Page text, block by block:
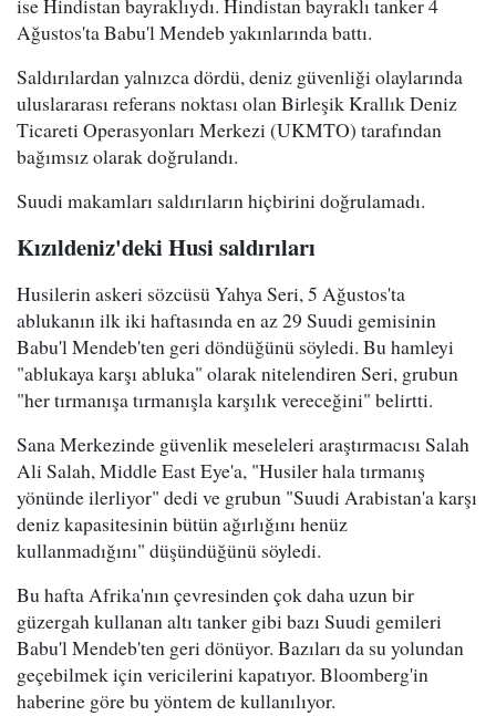
ise Hindistan bayraklıydı. Hindistan bayraklı tanker 4
Ağustos'ta Babu'l Mendeb yakınlarında battı.
Saldırılardan yalnızca dördü, deniz güvenliği olaylarında
uluslararası referans noktası olan Birleşik Krallık Deniz
Ticareti Operasyonları Merkezi (UKMTO) tarafından
bağımsız olarak doğrulandı.
Suudi makamları saldırıların hiçbirini doğrulamadı.
Kızıldeniz'deki Husi saldırıları
Husilerin askeri sözcüsü Yahya Seri, 5 Ağustos'ta
ablukanın ilk iki haftasında en az 29 Suudi gemisinin
Babu'l Mendeb'ten geri döndüğünü söyledi. Bu hamleyi
"ablukaya karşı abluka" olarak nitelendiren Seri, grubun
"her tırmanışa tırmanışla karşılık vereceğini" belirtti.
Sana Merkezinde güvenlik meseleleri araştırmacısı Salah
Ali Salah, Middle East Eye'a, "Husiler hala tırmanış
yönünde ilerliyor" dedi ve grubun "Suudi Arabistan'a karşı
deniz kapasitesinin bütün ağırlığını henüz
kullanmadığını" düşündüğünü söyledi.
Bu hafta Afrika'nın çevresinden çok daha uzun bir
güzergah kullanan altı tanker gibi bazı Suudi gemileri
Babu'l Mendeb'ten geri dönüyor. Bazıları da su yolundan
geçebilmek için vericilerini kapatıyor. Bloomberg'in
haberine göre bu yöntem de kullanılıyor.